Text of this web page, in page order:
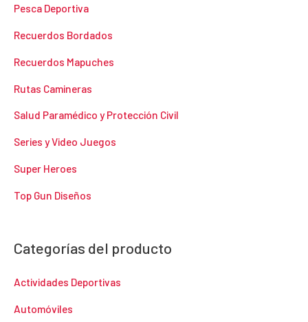
Pesca Deportiva
Recuerdos Bordados
Recuerdos Mapuches
Rutas Camineras
Salud Paramédico y Protección Civil
Series y Video Juegos
Super Heroes
Top Gun Diseños
Categorías del producto
Actividades Deportivas
Automóviles